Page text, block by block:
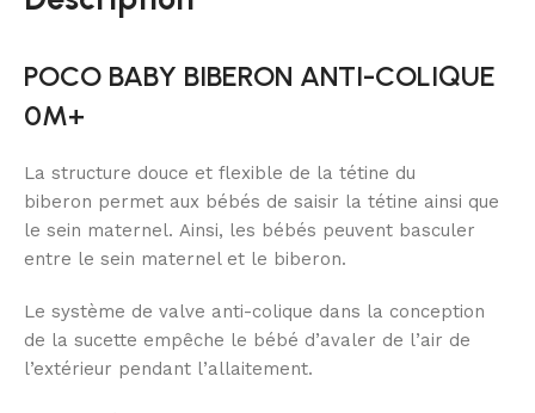
POCO BABY BIBERON ANTI-COLIQUE
0M+
La structure douce et flexible de la tétine du
biberon permet aux bébés de saisir la tétine ainsi que
le sein maternel. Ainsi, les bébés peuvent basculer
entre le sein maternel et le biberon.
Le système de valve anti-colique dans la conception
de la sucette empêche le bébé d’avaler de l’air de
l’extérieur pendant l’allaitement.